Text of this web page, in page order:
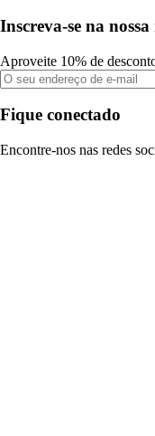
Inscreva-se na
Aproveite 10% de
Fique conectado
Encontre-nos nas redes